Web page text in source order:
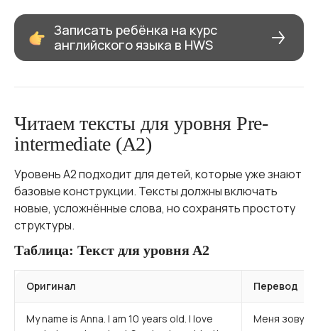
Записать ребёнка на курс
английского языка в HWS
Читаем тексты для уровня Pre-
intermediate (A2)
Уровень А2 подходит для детей, которые уже знают
базовые конструкции. Тексты должны включать
новые, усложнённые слова, но сохранять простоту
структуры.
Таблица: Текст для уровня A2
Оригинал Перевод
My name is Anna. I am 10 years old. I love
Меня зовут